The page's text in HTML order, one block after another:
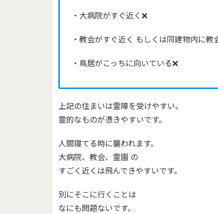
・大病院がすぐ近く❌
・教会がすぐ近く もしくは同建物内に教
・鳥居がこっちに向いている❌
上記の住まいは霊障を受けやすい。
霊的なものが憑きやすいです。
人間寝てる時に襲われます。
大病院、教会、霊園 の
すごく近くは飛んできやすいです。
別にそこに行くことは
なにも問題ないです。